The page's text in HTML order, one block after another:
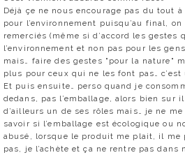
Déjà çe ne nous encourage pas du tout
pour l’environnement puisqu’au final, on
remerciés (même si d’accord les gestes
l’environnement et non pas pour les
mais… faire des gestes "pour la nature"
plus pour ceux qui ne les font pas…
Et puis ensuite… perso quand je
dedans, pas l’emballage, alors bien sur il
d’ailleurs un de ses rôles mais… je ne
savoir si l’emballage est écologique ou
abusé, lorsque le produit me plait, il me
pas, je l’achète et ça ne rentre pas dans